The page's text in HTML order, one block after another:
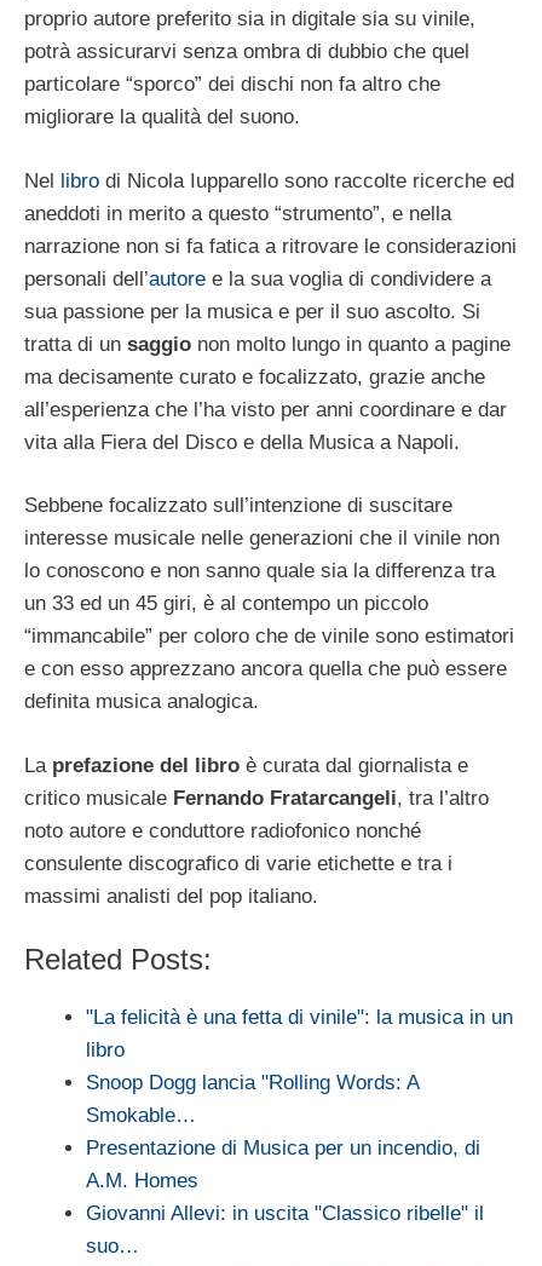
proprio autore preferito sia in digitale sia su vinile,
potrà assicurarvi senza ombra di dubbio che quel
particolare “sporco” dei dischi non fa altro che
migliorare la qualità del suono.
Nel libro di Nicola Iupparello sono raccolte ricerche ed
aneddoti in merito a questo “strumento”, e nella
narrazione non si fa fatica a ritrovare le considerazioni
personali dell’autore e la sua voglia di condividere a
sua passione per la musica e per il suo ascolto. Si
tratta di un saggio non molto lungo in quanto a pagine
ma decisamente curato e focalizzato, grazie anche
all’esperienza che l’ha visto per anni coordinare e dar
vita alla Fiera del Disco e della Musica a Napoli.
Sebbene focalizzato sull’intenzione di suscitare
interesse musicale nelle generazioni che il vinile non
lo conoscono e non sanno quale sia la differenza tra
un 33 ed un 45 giri, è al contempo un piccolo
“immancabile” per coloro che de vinile sono estimatori
e con esso apprezzano ancora quella che può essere
definita musica analogica.
La prefazione del libro è curata dal giornalista e
critico musicale Fernando Fratarcangeli, tra l’altro
noto autore e conduttore radiofonico nonché
consulente discografico di varie etichette e tra i
massimi analisti del pop italiano.
Related Posts:
"La felicità è una fetta di vinile": la musica in un
libro
Snoop Dogg lancia "Rolling Words: A
Smokable…
Presentazione di Musica per un incendio, di
A.M. Homes
Giovanni Allevi: in uscita "Classico ribelle" il
suo…